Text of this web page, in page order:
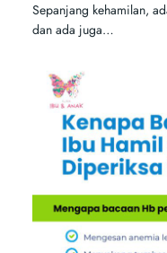
Sepanjang kehamilan,
dan ada juga…